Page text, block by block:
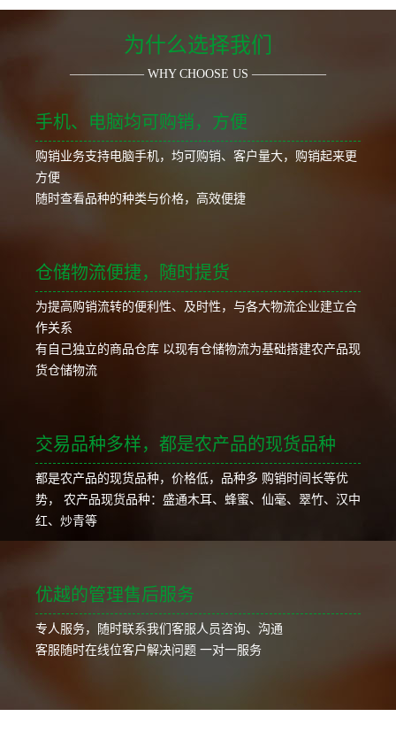
为什么选择我们
—————— WHY CHOOSE US ——————
手机、电脑均可购销，方便
购销业务支持电脑手机，均可购销、客户量大，购销起来更
方便
随时查看品种的种类与价格，高效便捷
仓储物流便捷，随时提货
为提高购销流转的便利性、及时性，与各大物流企业建立合
作关系
有自己独立的商品仓库 以现有仓储物流为基础搭建农产品现
货仓储物流
交易品种多样，都是农产品的现货品种
都是农产品的现货品种，价格低，品种多 购销时间长等优
势， 农产品现货品种：盛通木耳、蜂蜜、仙毫、翠竹、汉中
红、炒青等
优越的管理售后服务
专人服务，随时联系我们客服人员咨询、沟通
客服随时在线位客户解决问题 一对一服务